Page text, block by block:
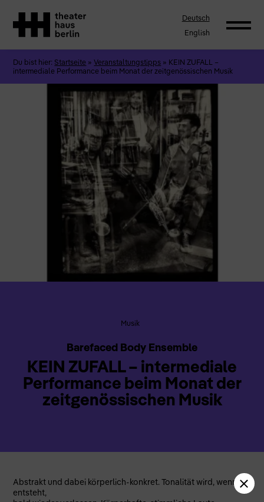
Deutsch
English
Du bist hier: Startseite »Veranstaltungstipps » KEIN ZUFALL –
intermediale Performance beim Monat der zeitgenössischen Musik
Musik
Barefaced Body Ensemble
KEIN ZUFALL – intermediale
Performance beim Monat der
zeitgenössischen Musik
Abstrakt und dabei körperlich-konkret. Tonalität wird, wenn sie
entsteht,